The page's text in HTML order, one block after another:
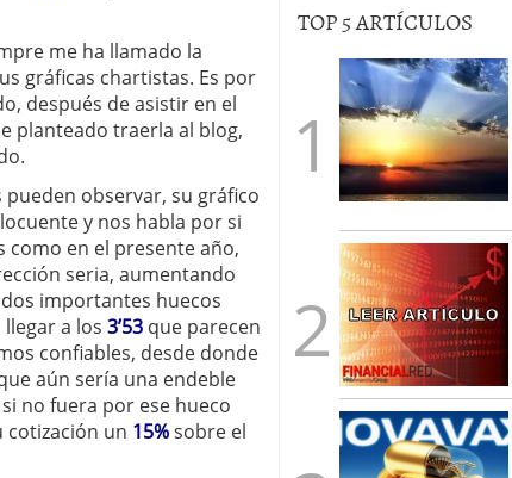
me ha llamado la
gráficas chartistas. Es por
después de asistir en el
planteado traerla al blog,
pueden observar, su gráfico
y nos habla por si
como en el presente año,
seria, aumentando
importantes huecos
a los 3’53 que parecen
confiables, desde donde
aún sería una endeble
no fuera por ese hueco
cotización un 15%sobre el
TOP 5 ARTÍCULOS